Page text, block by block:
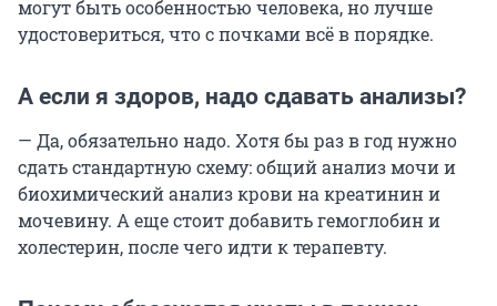
могут быть особенностью человека, но лучше
удостовериться, что с почками всё в порядке.
А если я здоров, надо сдавать анализы?
— Да, обязательно надо. Хотя бы раз в год нужно
сдать стандартную схему: общий анализ мочи и
биохимический анализ крови на креатинин и
мочевину. А еще стоит добавить гемоглобин и
холестерин, после чего идти к терапевту.